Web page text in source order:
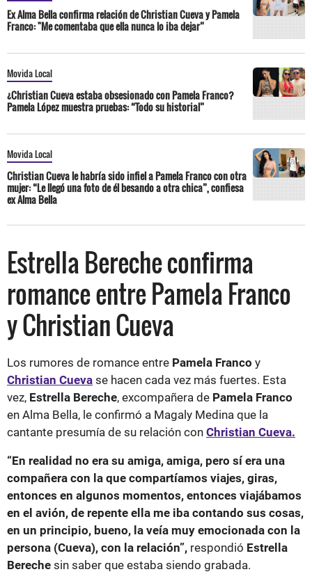
Ex Alma Bella confirma relación de Christian Cueva y Pamela
Franco: "Me comentaba que ella nunca lo iba dejar”
Movida Local
¿Christian Cueva estaba obsesionado con Pamela Franco?
Pamela López muestra pruebas: “Todo su historial”
Movida Local
Christian Cueva le habría sido infiel a Pamela Franco con otra
mujer: “Le llegó una foto de él besando a otra chica”, confiesa
ex Alma Bella
Estrella Bereche confirma
romance entre Pamela Franco
y Christian Cueva
Los rumores de romance entre Pamela Franco y
Christian Cueva se hacen cada vez más fuertes. Esta
vez, Estrella Bereche, excompañera de Pamela Franco
en Alma Bella, le confirmó a Magaly Medina que la
cantante presumía de su relación con Christian Cueva.
“En realidad no era su amiga, amiga, pero sí era una
compañera con la que compartíamos viajes, giras,
entonces en algunos momentos, entonces viajábamos
en el avión, de repente ella me iba contando sus cosas,
en un principio, bueno, la veía muy emocionada con la
persona (Cueva), con la relación”, respondió Estrella
Bereche sin saber que estaba siendo grabada.